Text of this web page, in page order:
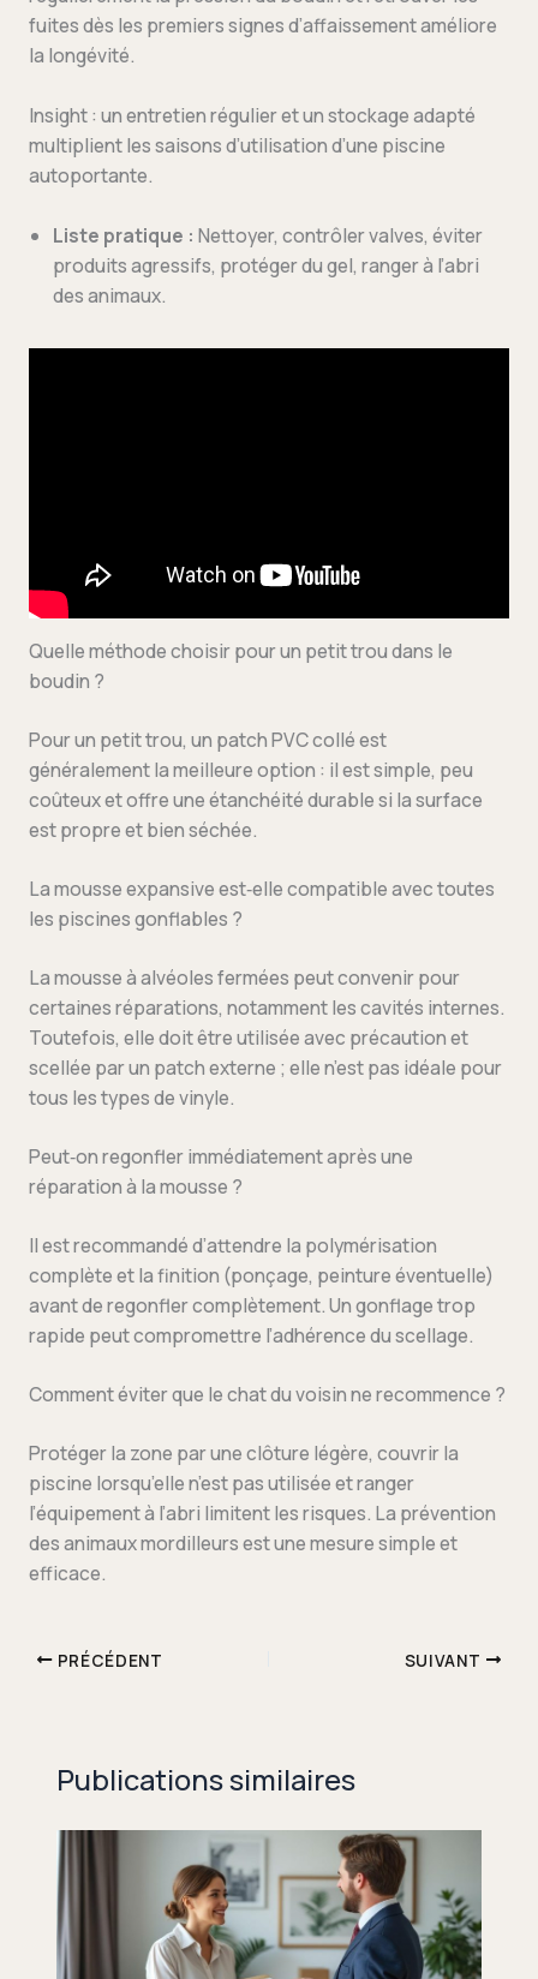
fuites dès les premiers signes d’affaissement améliore
la longévité.
Insight : un entretien régulier et un stockage adapté
multiplient les saisons d’utilisation d’une piscine
autoportante.
Liste pratique : Nettoyer, contrôler valves, éviter
produits agressifs, protéger du gel, ranger à l’abri
des animaux.
Quelle méthode choisir pour un petit trou dans le
boudin ?
Pour un petit trou, un patch PVC collé est
généralement la meilleure option : il est simple, peu
coûteux et offre une étanchéité durable si la surface
est propre et bien séchée.
La mousse expansive est‑elle compatible avec toutes
les piscines gonflables ?
La mousse à alvéoles fermées peut convenir pour
certaines réparations, notamment les cavités internes.
Toutefois, elle doit être utilisée avec précaution et
scellée par un patch externe ; elle n’est pas idéale pour
tous les types de vinyle.
Peut‑on regonfler immédiatement après une
réparation à la mousse ?
Il est recommandé d’attendre la polymérisation
complète et la finition (ponçage, peinture éventuelle)
avant de regonfler complètement. Un gonflage trop
rapide peut compromettre l’adhérence du scellage.
Comment éviter que le chat du voisin ne recommence ?
Protéger la zone par une clôture légère, couvrir la
piscine lorsqu’elle n’est pas utilisée et ranger
l’équipement à l’abri limitent les risques. La prévention
des animaux mordilleurs est une mesure simple et
efficace.
PRÉCÉDENT SUIVANT
Publications similaires